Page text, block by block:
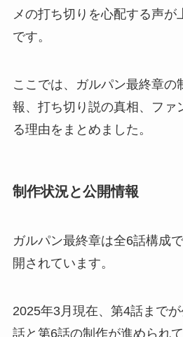
メの打ち切りを心配する声が
です。
ここでは、ガルパン最終章の
報、打ち切り説の真相、ファ
る理由をまとめました。
制作状況と公開情報
ガルパン最終章は全6話構成
開されています。
2025年3月現在、第4話まで
話と第6話の制作が進められて